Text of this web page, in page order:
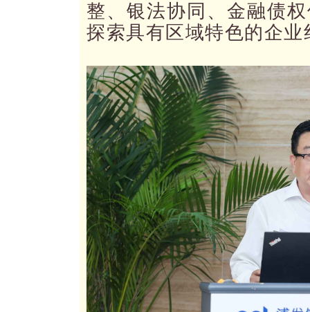
整、银法协同、金融债
探索具有区域特色的企